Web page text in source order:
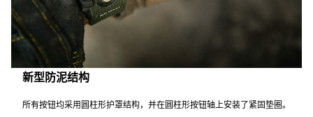
新型防泥结构
所有按钮均采用圆柱形护罩结构，并在圆柱形按钮轴上安装了紧固垫圈。